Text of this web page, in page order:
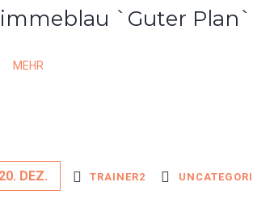
`Guter Plan`
MEHR
20. DEZ. TRAINER2